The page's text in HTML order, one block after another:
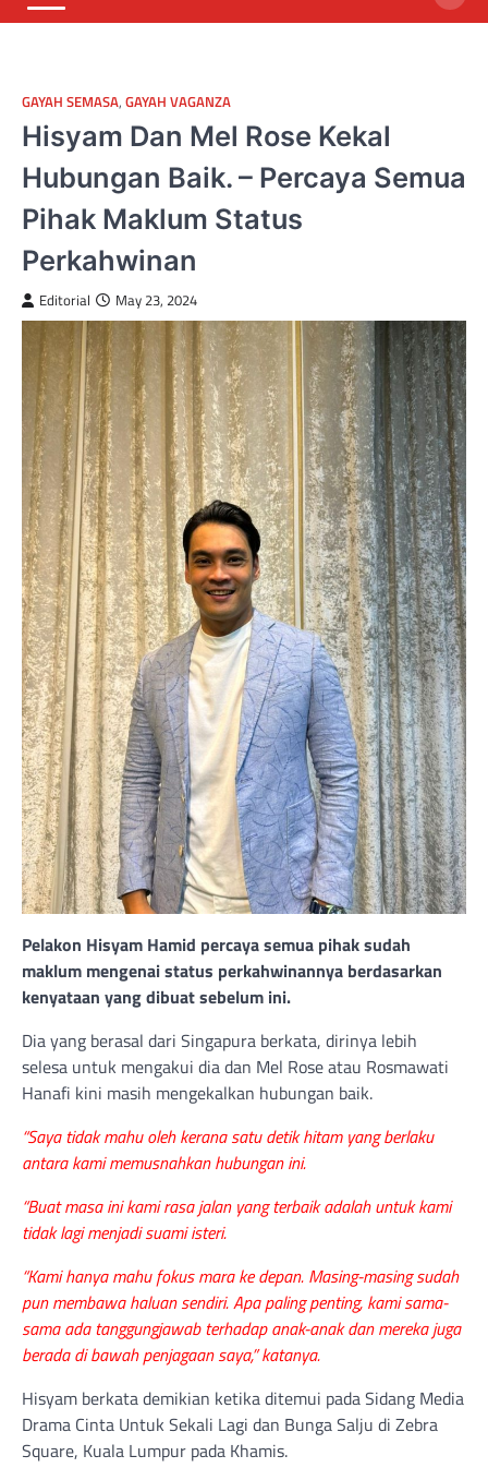
GAYAH SEMASA, GAYAH VAGANZA
Hisyam Dan Mel Rose Kekal
Hubungan Baik. – Percaya Semua
Pihak Maklum Status
Perkahwinan
Editorial May 23, 2024
Pelakon Hisyam Hamid percaya semua pihak sudah
maklum mengenai status perkahwinannya berdasarkan
kenyataan yang dibuat sebelum ini.
Dia yang berasal dari Singapura berkata, dirinya lebih
selesa untuk mengakui dia dan Mel Rose atau Rosmawati
Hanafi kini masih mengekalkan hubungan baik.
“Saya tidak mahu oleh kerana satu detik hitam yang berlaku
antara kami memusnahkan hubungan ini.
“Buat masa ini kami rasa jalan yang terbaik adalah untuk kami
tidak lagi menjadi suami isteri.
“Kami hanya mahu fokus mara ke depan. Masing-masing sudah
pun membawa haluan sendiri. Apa paling penting, kami sama-
sama ada tanggungjawab terhadap anak-anak dan mereka juga
berada di bawah penjagaan saya,” katanya.
Hisyam berkata demikian ketika ditemui pada Sidang Media
Drama Cinta Untuk Sekali Lagi dan Bunga Salju di Zebra
Square, Kuala Lumpur pada Khamis.